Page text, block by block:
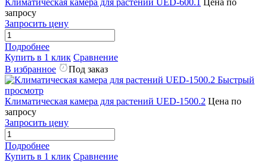
запросу
Запросить цену
Подробнее
Купить в 1 клик Сравнение
В избранное
Под заказ
Быстрый
просмотр
Климатическая камера для растений UED-1500.2 Цена по
запросу
Запросить цену
Подробнее
Купить в 1 клик Сравнение